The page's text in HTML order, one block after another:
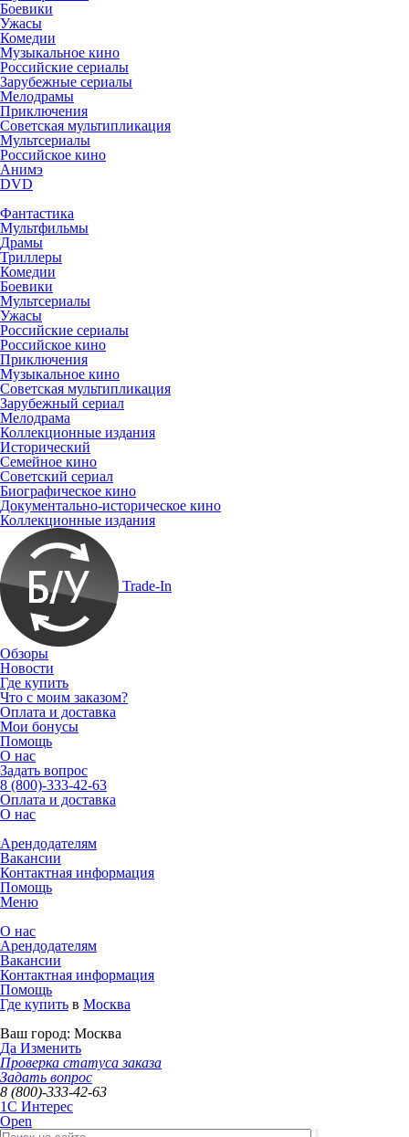
Боевики
Ужасы
Комедии
Музыкальное кино
Российские сериалы
Зарубежные сериалы
Мелодрамы
Приключения
Советская мультипликация
Мультсериалы
Российское кино
Анимэ
DVD
Фантастика
Мультфильмы
Драмы
Триллеры
Комедии
Боевики
Мультсериалы
Ужасы
Российские сериалы
Российское кино
Приключения
Музыкальное кино
Советская мультипликация
Зарубежный сериал
Мелодрама
Коллекционные издания
Исторический
Семейное кино
Советский сериал
Биографическое кино
Документально-историческое кино
Коллекционные издания
Trade-In
Обзоры
Новости
Где купить
Что с моим заказом?
Оплата и доставка
Мои бонусы
Помощь
О нас
Задать вопрос
8 (800)-333-42-63
Оплата и доставка
О нас
Арендодателям
Вакансии
Контактная информация
Помощь
Меню
О нас
Арендодателям
Вакансии
Контактная информация
Помощь
Где купить в Москва
Ваш город: Москва
Да Изменить
Проверка статуса заказа
Задать вопрос
8 (800)-333-42-63
1C Интерес
Open